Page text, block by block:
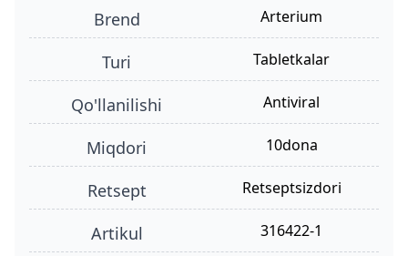
Brend
Arterium
turi tabletkalar
qo'llanilishi antiviral
miqdori 10dona
retsept retseptsizdori
Artikul 316422-1